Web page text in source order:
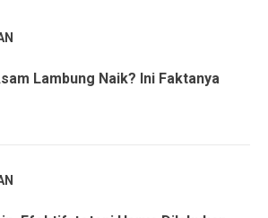
Lambung Naik? Ini Faktanya